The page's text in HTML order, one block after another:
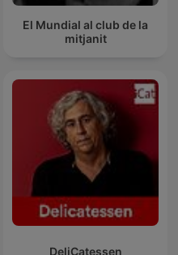
El Mundial al club de la
mitjanit
DeliCatessen